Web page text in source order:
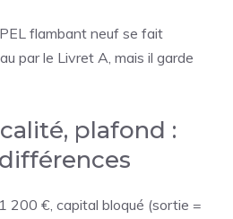
flambant neuf se fait
par le Livret A, mais il garde
plafond :
200 €, capital bloqué (sortie =